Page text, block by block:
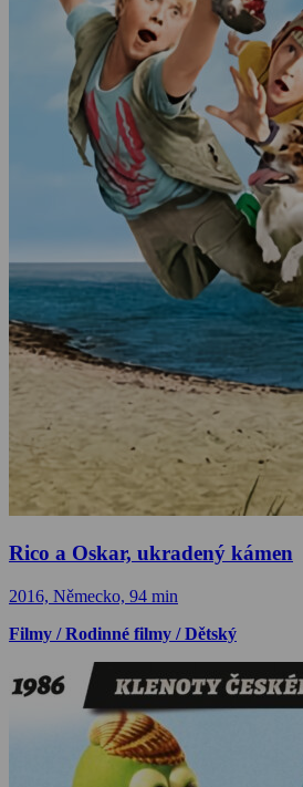
Rico a Oskar, ukradený kámen
2016, Německo, 94 min
Filmy / Rodinné filmy / Dětský